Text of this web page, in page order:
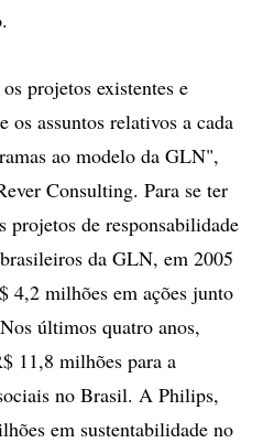
projetos existentes e
os assuntos relativos a cada
ao modelo da GLN",
Consulting. Para se ter
projetos de responsabilidade
da GLN, em 2005
4,2 milhões em ações junto
últimos quatro anos,
11,8 milhões para a
no Brasil. A Philips,
em sustentabilidade no